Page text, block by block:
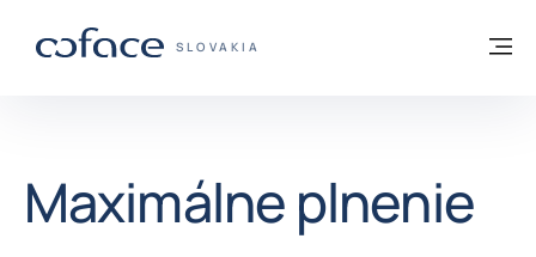
COFACE FOR TRADE - WEBOVÁ STRÁNKA
SLOVAKIA
Späť na domovskú stránku
Maximálne plnenie